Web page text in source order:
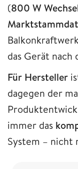
(800 W
Balkonkraftwerk
das Gerät
Für Hersteller
dagegen der
immer das
System – nicht